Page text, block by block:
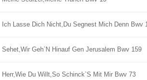
Ich Lasse Dich Nicht,Du Segnest Mich Denn Bwv
Sehet,Wir Geh`N Hinauf Gen Jerusalem Bwv 159
Herr,Wie Du Willt,So Schinck`S Mit Mir Bwv 73